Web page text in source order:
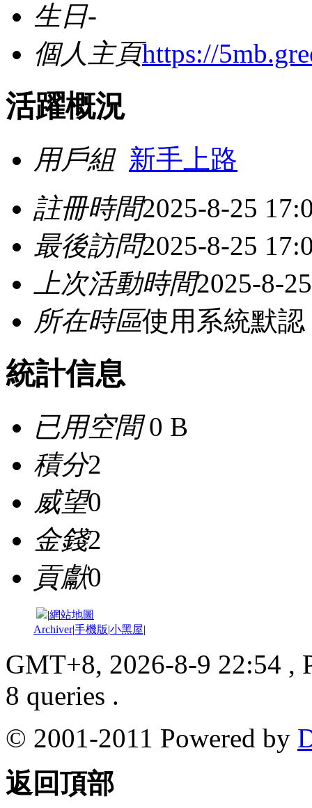
生日-
個人主頁https://
活躍概況
用戶組 新手上路
註冊時間2025-8-25
最後訪問2025-8-25
上次活動時間2025-8-
所在時區使用系統默認
統計信息
已用空間0 B
積分2
威望0
金錢2
貢獻0
|網站地圖
Archiver|手機版|小黑屋|
GMT+8, 2026-8-9 22:54 ,
8 queries .
© 2001-2011 Powered by
返回頂部